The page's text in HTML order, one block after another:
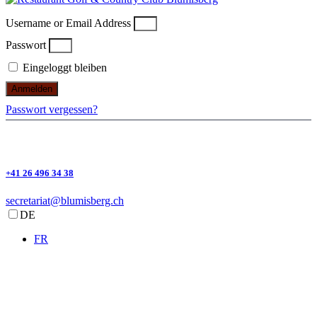
Username or Email Address
Passwort
Eingeloggt bleiben
Anmelden
Passwort vergessen?
+41 26 496 34 38
secretariat@blumisberg.ch
DE
FR